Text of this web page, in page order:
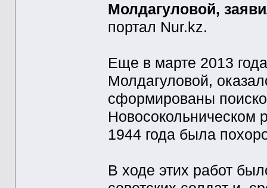
Молдагуловой,
портал Nur.kz.
Еще в марте 2013
Молдагуловой,
сформированы
Новосокольническом
1944 года была
В ходе этих работ